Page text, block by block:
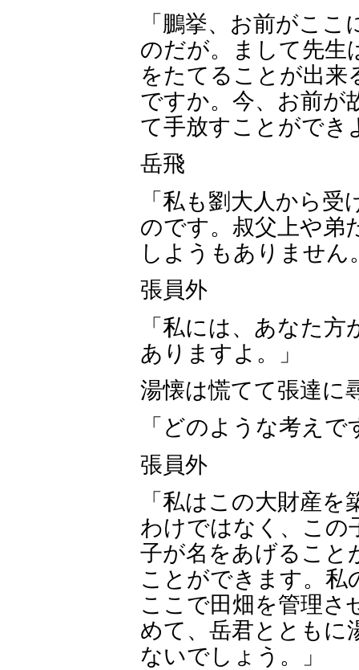
「鵬挙、お前がこ
のだが。まして先生
をたてることが出来
ですか。今、お前が
て手放すことができ
岳飛
「私も劉大人から
のです。叔父上や弟
しようもありません
張員外
「私には、あなた
ありますよ。」
湯懐は慌てて張達に
「どのような考えで
張員外
「私はこの大財産
わけではなく、この
子が名をあげること
ことができます。私
ここで田畑を管理さ
めて、岳君とともに
ないでしょう。」